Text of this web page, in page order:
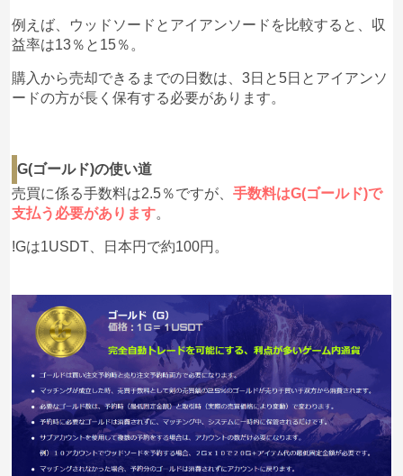
例えば、ウッドソードとアイアンソードを比較すると、収
益率は13％と15％。
購入から売却できるまでの日数は、3日と5日とアイアンソ
ードの方が長く保有する必要があります。
G(ゴールド)の使い道
売買に係る手数料は2.5％ですが、手数料はG(ゴールド)で
支払う必要があります。
!Gは1USDT、日本円で約100円。